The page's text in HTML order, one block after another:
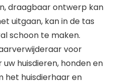
draagbaar ontwerp kan
uitgaan, kan in de tas
schoon te maken.
voor
huisdieren, honden en
het huisdierhaar en